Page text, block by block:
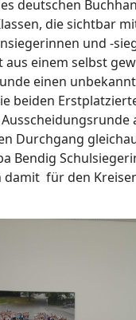
deutschen
die sichtbar
und -
aus einem selbst
einen
beiden
Durchgang
Bendig
damit für den